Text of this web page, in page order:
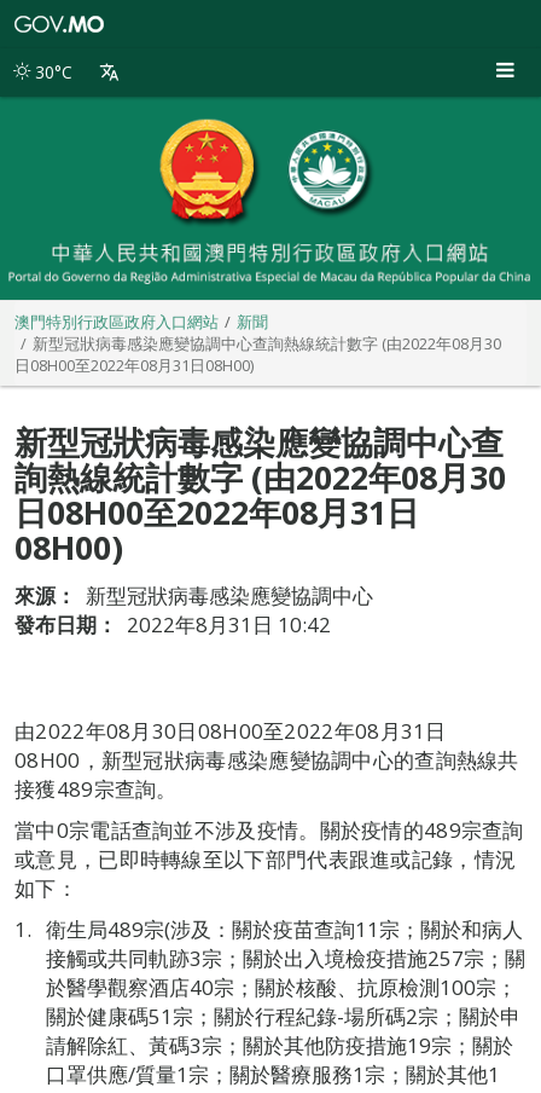
別
30°C
澳門特別行政區政府入口網站
新聞
新型冠狀病毒感染應變協調中心查詢熱線統計數字 (由2022年08月30
日08H00至2022年08月31日08H00)
新型冠狀病毒感染應變協調中心查
詢熱線統計數字 (由2022年08月30
日08H00至2022年08月31日
08H00)
來源：
新型冠狀病毒感染應變協調中心
發布日期：
2022年8月31日 10:42
由2022年08月30日08H00至2022年08月31日
08H00，新型冠狀病毒感染應變協調中心的查詢熱線共
接獲489宗查詢。
當中0宗電話查詢並不涉及疫情。關於疫情的489宗查詢
或意見，已即時轉線至以下部門代表跟進或記錄，情況
如下：
衛生局489宗(涉及：關於疫苗查詢11宗；關於和病人
接觸或共同軌跡3宗；關於出入境檢疫措施257宗；關
於醫學觀察酒店40宗；關於核酸、抗原檢測100宗；
關於健康碼51宗；關於行程紀錄-場所碼2宗；關於申
請解除紅、黃碼3宗；關於其他防疫措施19宗；關於
口罩供應/質量1宗；關於醫療服務1宗；關於其他1